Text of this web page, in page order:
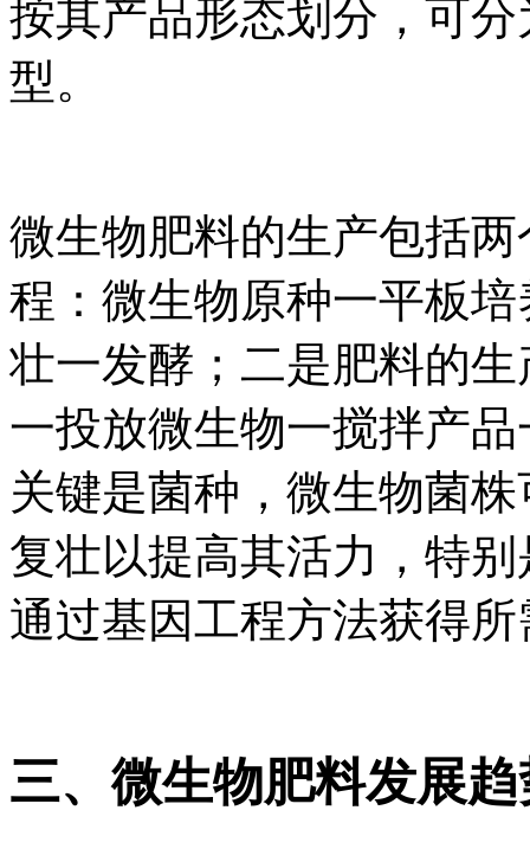
按其产品形态划分，可
型。
微生物肥料的生产包括
程：微生物原种一平板
壮一发酵；二是肥料的
一投放微生物一搅拌产
关键是菌种，微生物菌
复壮以提高其活力，特
通过基因工程方法获得
三、微生物肥料发展趋